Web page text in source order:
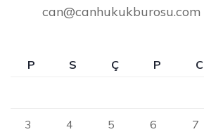
can@canhukukburosu.com
P S Ç P C
3 4 5 6 7